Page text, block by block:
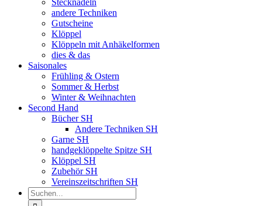
Stecknadeln
andere Techniken
Gutscheine
Klöppel
Klöppeln mit Anhäkelformen
dies & das
Saisonales
Frühling & Ostern
Sommer & Herbst
Winter & Weihnachten
Second Hand
Bücher SH
Andere Techniken SH
Garne SH
handgeklöppelte Spitze SH
Klöppel SH
Zubehör SH
Vereinszeitschriften SH
Suche
nach: